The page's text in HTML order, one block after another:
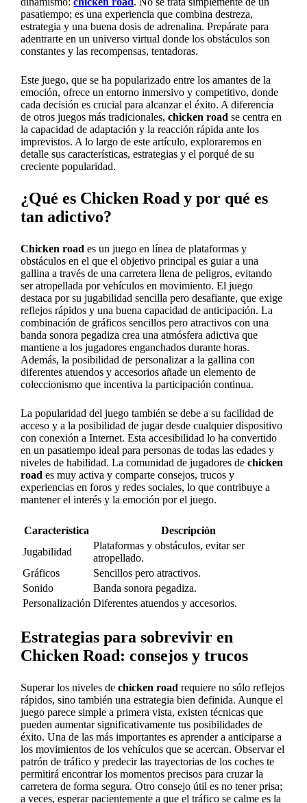
pasatiempo; es una experiencia que combina destreza,
estrategia y una buena dosis de adrenalina. Prepárate para
adentrarte en un universo virtual donde los obstáculos son
constantes y las recompensas, tentadoras.
Este juego, que se ha popularizado entre los amantes de la
emoción, ofrece un entorno inmersivo y competitivo, donde
cada decisión es crucial para alcanzar el éxito. A diferencia
de otros juegos más tradicionales,chicken road se centra en
la capacidad de adaptación y la reacción rápida ante los
imprevistos. A lo largo de este artículo, exploraremos en
detalle sus características, estrategias y el porqué de su
creciente popularidad.
¿Qué es Chicken Road y por qué es
tan adictivo?
Chicken road es un juego en línea de plataformas y
obstáculos en el que el objetivo principal es guiar a una
gallina a través de una carretera llena de peligros, evitando
ser atropellada por vehículos en movimiento. El juego
destaca por su jugabilidad sencilla pero desafiante, que exige
reflejos rápidos y una buena capacidad de anticipación. La
combinación de gráficos sencillos pero atractivos con una
banda sonora pegadiza crea una atmósfera adictiva que
mantiene a los jugadores enganchados durante horas.
Además, la posibilidad de personalizar a la gallina con
diferentes atuendos y accesorios añade un elemento de
coleccionismo que incentiva la participación continua.
La popularidad del juego también se debe a su facilidad de
acceso y a la posibilidad de jugar desde cualquier dispositivo
con conexión a Internet. Esta accesibilidad lo ha convertido
en un pasatiempo ideal para personas de todas las edades y
niveles de habilidad. La comunidad de jugadores dechicken
road es muy activa y comparte consejos, trucos y
experiencias en foros y redes sociales, lo que contribuye a
mantener el interés y la emoción por el juego.
Característica
Descripción
Jugabilidad
Plataformas y obstáculos, evitar ser
atropellado.
Gráficos
Sencillos pero atractivos.
Sonido
Banda sonora pegadiza.
Personalización Diferentes atuendos y accesorios.
Estrategias para sobrevivir en
Chicken Road: consejos y trucos
Superar los niveles dechicken road requiere no sólo reflejos
rápidos, sino también una estrategia bien definida. Aunque el
juego parece simple a primera vista, existen técnicas que
pueden aumentar significativamente tus posibilidades de
éxito. Una de las más importantes es aprender a anticiparse a
los movimientos de los vehículos que se acercan. Observar el
patrón de tráfico y predecir las trayectorias de los coches te
permitirá encontrar los momentos precisos para cruzar la
carretera de forma segura. Otro consejo útil es no tener prisa;
a veces, esperar pacientemente a que el tráfico se calme es la